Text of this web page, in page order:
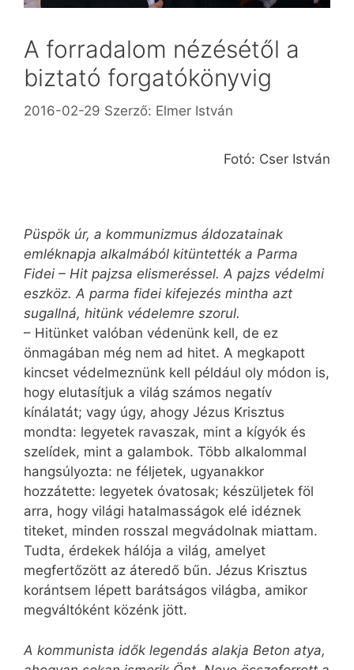
A forradalom nézésétől a
biztató forgatókönyvig
2016-02-29 Szerző: Elmer István
Fotó: Cser István
Püspök úr, a kommunizmus áldozatainak
emléknapja alkalmából kitüntették a Parma
Fidei – Hit pajzsa elismeréssel. A pajzs védelmi
eszköz. A parma fidei kifejezés mintha azt
sugallná, hitünk védelemre szorul.
– Hitünket valóban védenünk kell, de ez
önmagában még nem ad hitet. A megkapott
kincset védelmeznünk kell például oly módon is,
hogy elutasítjuk a világ számos negatív
kínálatát; vagy úgy, ahogy Jézus Krisztus
mondta: legyetek ravaszak, mint a kígyók és
szelídek, mint a galambok. Több alkalommal
hangsúlyozta: ne féljetek, ugyanakkor
hozzátette: legyetek óvatosak; készüljetek föl
arra, hogy világi hatalmasságok elé idéznek
titeket, minden rosszal megvádolnak miattam.
Tudta, érdekek hálója a világ, amelyet
megfertőzött az áteredő bűn. Jézus Krisztus
korántsem lépett barátságos világba, amikor
megváltóként közénk jött.
A kommunista idők legendás alakja Beton atya,